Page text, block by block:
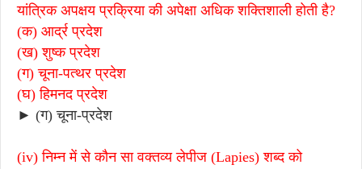
यांत्रिक अपक्षय प्रक्रिया की अपेक्षा अधिक शक्तिशाली होती है?
(क) आर्द्र प्रदेश
(ख) शुष्क प्रदेश
(ग) चूना-पत्थर प्रदेश
(घ) हिमनद प्रदेश
► (ग) चूना-प्रदेश
(iv) निम्न में से कौन सा वक्तव्य लेपीज (Lapies) शब्द को